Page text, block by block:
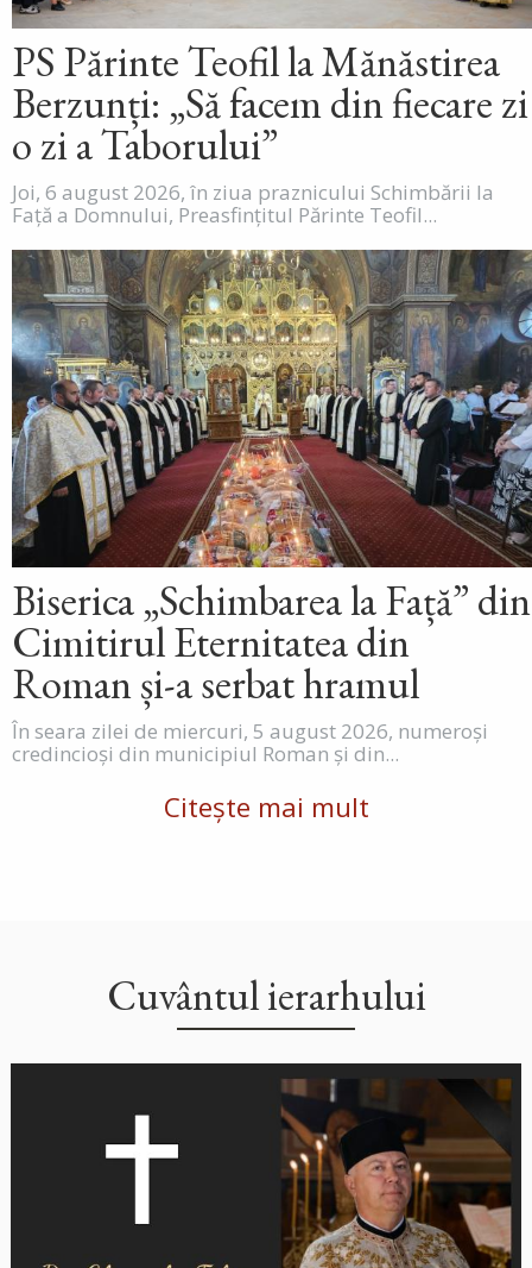
PS Părinte Teofil la Mănăstirea
Berzunți: „Să facem din fiecare zi
o zi a Taborului”
Joi, 6 august 2026, în ziua praznicului Schimbării la
Față a Domnului, Preasfințitul Părinte Teofil...
Biserica „Schimbarea la Față” din
Cimitirul Eternitatea din
Roman și-a serbat hramul
În seara zilei de miercuri, 5 august 2026, numeroși
credincioși din municipiul Roman și din...
Citește mai mult
Cuvântul ierarhului